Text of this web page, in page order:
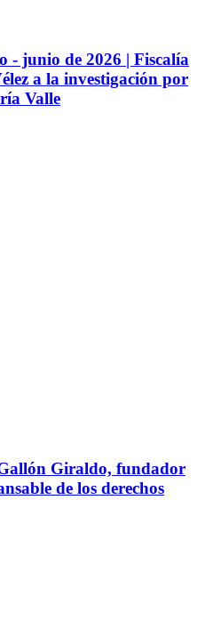
- junio de 2026 | Fiscalía
a la investigación por
Valle
Giraldo, fundador
de los derechos